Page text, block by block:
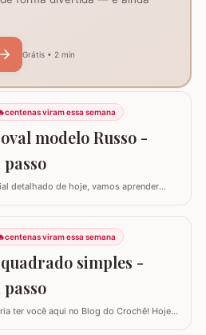
Grátis • 2 min
centenas viram essa semana
modelo Russo -
passo
detalhado de hoje, vamos aprender
postamos aqui no blog a versão
modelo, e você pode conferir clicando
trabalho clássico que combina com
e é uma excelente…
centenas viram essa semana
simples -
passo
ter você aqui no Blog do Crochê! Hoje